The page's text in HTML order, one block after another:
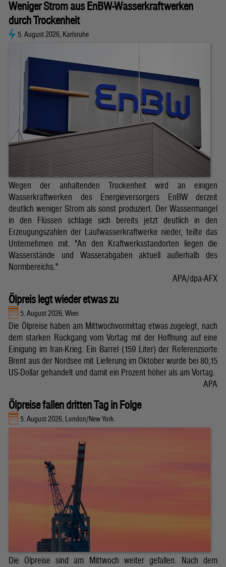
Weniger Strom aus EnBW-Wasserkraftwerken
durch Trockenheit
5. August 2026, Karlsruhe
Wegen der anhaltenden Trockenheit wird an einigen
Wasserkraftwerken des Energieversorgers EnBW derzeit
deutlich weniger Strom als sonst produziert. Der Wassermangel
in den Flüssen schlage sich bereits jetzt deutlich in den
Erzeugungszahlen der Laufwasserkraftwerke nieder, teilte das
Unternehmen mit. "An den Kraftwerksstandorten liegen die
Wasserstände und Wasserabgaben aktuell außerhalb des
Normbereichs."
APA/dpa-AFX
Ölpreis legt wieder etwas zu
5. August 2026, Wien
Die Ölpreise haben am Mittwochvormittag etwas zugelegt, nach
dem starken Rückgang vom Vortag mit der Hoffnung auf eine
Einigung im Iran-Krieg. Ein Barrel (159 Liter) der Referenzsorte
Brent aus der Nordsee mit Lieferung im Oktober wurde bei 80,15
US-Dollar gehandelt und damit ein Prozent höher als am Vortag.
APA
Ölpreise fallen dritten Tag in Folge
5. August 2026, London/New York
Die Ölpreise sind am Mittwoch weiter gefallen. Nach dem